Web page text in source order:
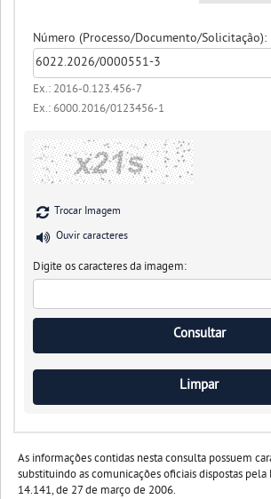
Número (Processo/Documento/Solicitação):
Ex.: 2016-0.123.456-7
Ex.: 6000.2016/0123456-1
Trocar Imagem
Ouvir caracteres
Digite os caracteres da imagem:
As informações contidas nesta consulta possuem
substituindo as comunicações oficiais dispostas pela
14.141, de 27 de março de 2006.